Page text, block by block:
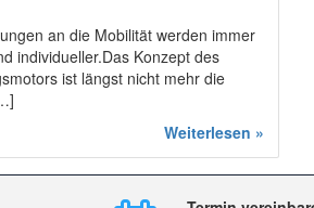
an die Mobilität werden immer
individueller.Das Konzept des
ist längst nicht mehr die
Weiterlesen »